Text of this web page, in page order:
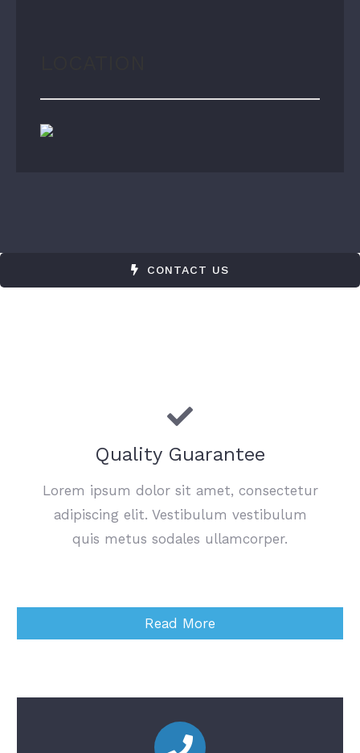
CONTACT US
Quality Guarantee
Lorem ipsum dolor sit amet, consectetur
adipiscing elit. Vestibulum vestibulum
quis metus sodales ullamcorper.
Read More